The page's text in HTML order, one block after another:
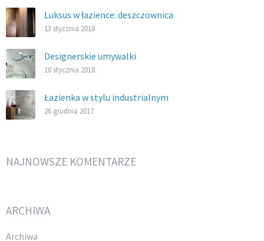
Luksus w łazience: deszczownica
13 stycznia 2018
Designerskie umywalki
10 stycznia 2018
Łazienka w stylu industrialnym
26 grudnia 2017
NAJNOWSZE KOMENTARZE
ARCHIWA
Archiwa